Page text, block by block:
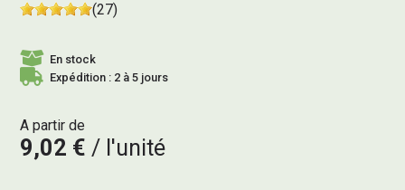
(27)
En stock
Expédition : 2 à 5 jours
A partir de
9,02 € l'unité